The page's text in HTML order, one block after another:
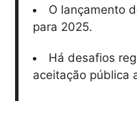
O lançamento
para 2025.
Há desafios
aceitação pública